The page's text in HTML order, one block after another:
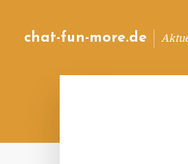
chat-fun-more.de